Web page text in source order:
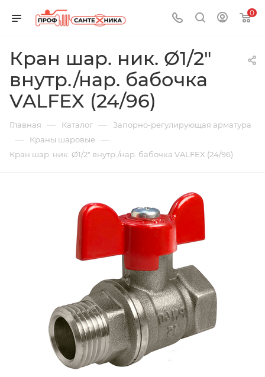
0
Кран шар. ник. Ø1/2"
внутр./нар. бабочка
VALFEX (24/96)
Главная — Каталог — Запорно-регулирующая арматура
— Краны шаровые —
Кран шар. ник. Ø1/2" внутр./нар. бабочка VALFEX (24/96)